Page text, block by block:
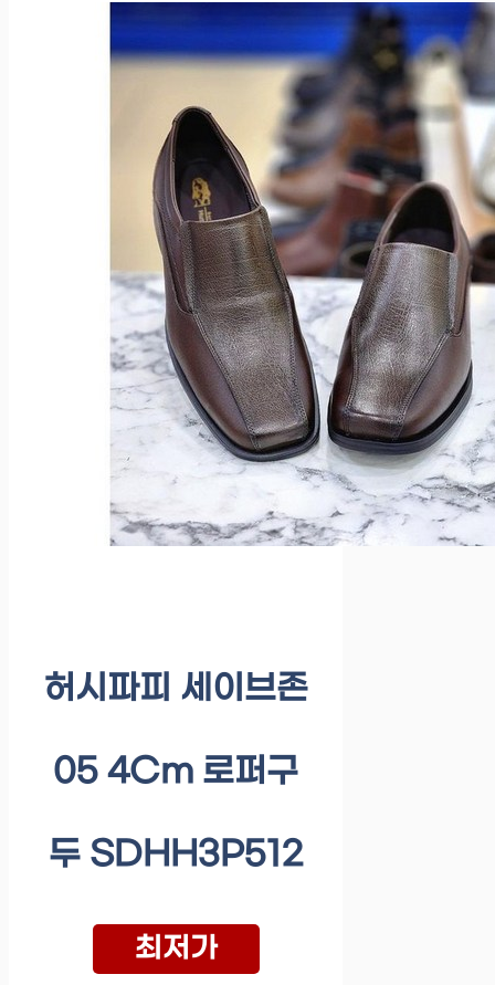
허시파피 세이브존
05 4Cm 로퍼구
두 SDHH3P512
최저가